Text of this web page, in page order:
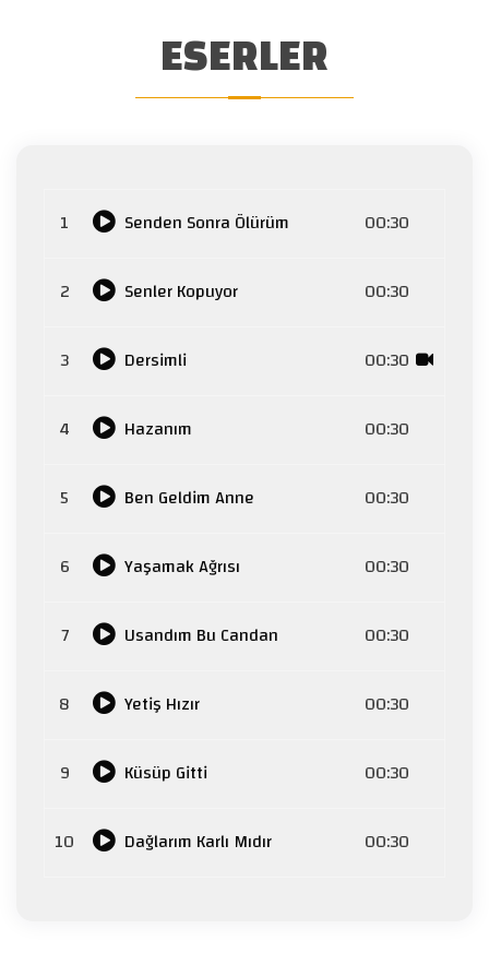
ESERLER
1 Senden Sonra Ölürüm 00:30
2 Senler Kopuyor 00:30
3 Dersimli 00:30
4 Hazanım 00:30
5 Ben Geldim Anne 00:30
6 Yaşamak Ağrısı 00:30
7 Usandım Bu Candan 00:30
8 Yetiş Hızır 00:30
9 Küsüp Gitti 00:30
10 Dağlarım Karlı Mıdır 00:30